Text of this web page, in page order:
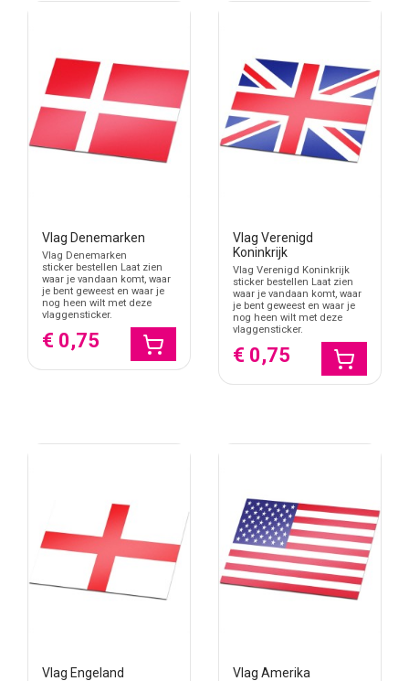
Vlag Denemarken
Vlag Denemarken
sticker bestellen Laat zien
waar je vandaan komt, waar
je bent geweest en waar je
nog heen wilt met deze
vlaggensticker.
€ 0,75
Vlag Verenigd
Koninkrijk
Vlag Verenigd Koninkrijk
sticker bestellen Laat zien
waar je vandaan komt, waar
je bent geweest en waar je
nog heen wilt met deze
vlaggensticker.
€ 0,75
Vlag Engeland Vlag Amerika